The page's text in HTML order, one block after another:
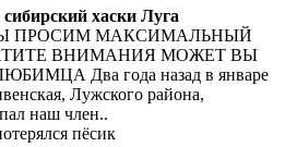
хаски Луга
ПРОСИМ МАКСИМАЛЬНЫЙ
ВНИМАНИЯ МОЖЕТ ВЫ
Два года назад в январе
Лужского района,
наш член..
пёсик